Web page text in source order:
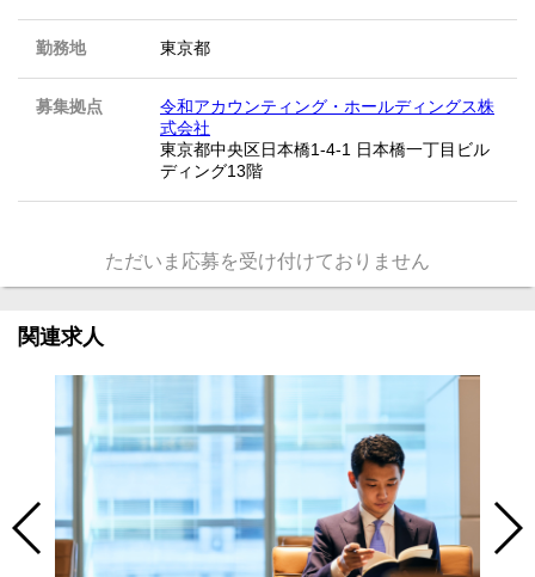
勤務地 東京都
募集拠点
令和アカウンティング・ホールディングス株
式会社
東京都中央区日本橋1-4-1 日本橋一丁目ビル
ディング13階
ただいま応募を受け付けておりません
関連求人